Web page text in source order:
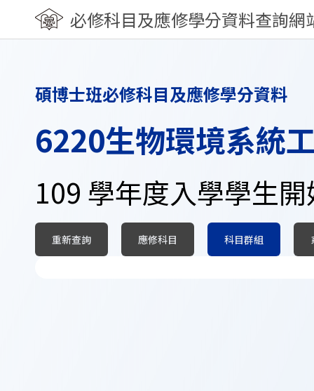
必修科目及應修學分資料查詢網
碩博士班必修科目及應修學分資料
6220生物環境系統
109 學年度入學學生
重新查詢 應修科目 科目群組